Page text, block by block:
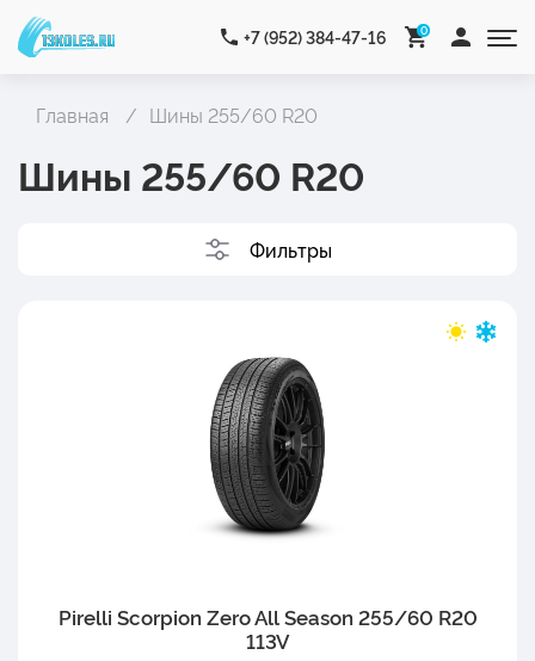
+7 (952) 384-47-16 0
Главная Шины 255/60 R20
Шины 255/60 R20
Фильтры
Pirelli Scorpion Zero All Season 255/60 R20
113V